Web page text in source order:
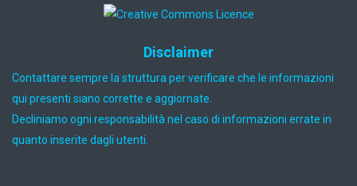
Disclaimer
Contattare sempre la struttura per verificare che le informazioni
qui presenti siano corrette e aggiornate.
Decliniamo ogni responsabilità nel caso di informazioni errate in
quanto inserite dagli utenti.